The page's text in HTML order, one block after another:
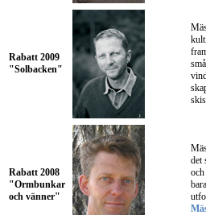
Rabatt 2009
"Solbacken"
Rabatt 2008
"Ormbunkar
och vänner"
det